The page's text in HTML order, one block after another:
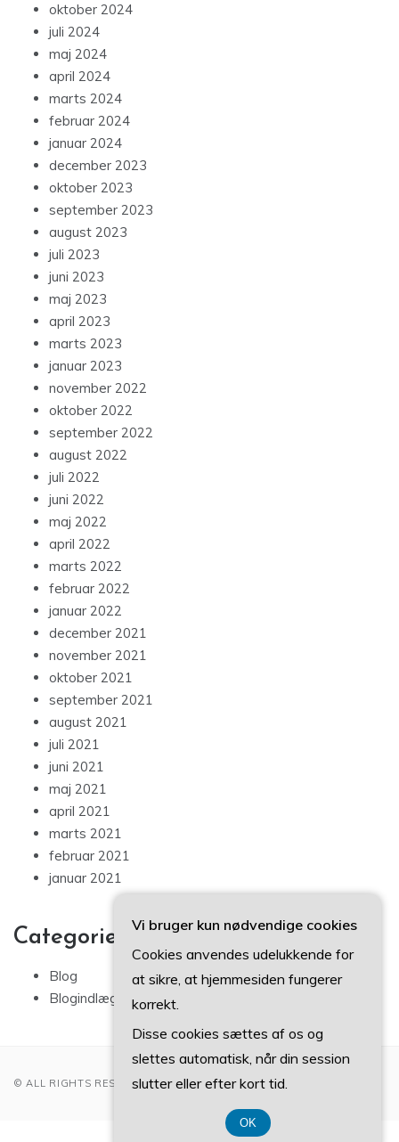
oktober 2024
juli 2024
maj 2024
april 2024
marts 2024
februar 2024
januar 2024
december 2023
oktober 2023
september 2023
august 2023
juli 2023
juni 2023
maj 2023
april 2023
marts 2023
januar 2023
november 2022
oktober 2022
september 2022
august 2022
juli 2022
juni 2022
maj 2022
april 2022
marts 2022
februar 2022
januar 2022
december 2021
november 2021
oktober 2021
september 2021
august 2021
juli 2021
juni 2021
maj 2021
april 2021
marts 2021
februar 2021
januar 2021
Categories
Blog
Blogindlæg
© ALL RIGHTS RESERVED 2022
Vi bruger kun nødvendige cookies
Cookies anvendes udelukkende for
at sikre, at hjemmesiden fungerer
korrekt.
Disse cookies sættes af os og
slettes automatisk, når din session
slutter eller efter kort tid.
OK